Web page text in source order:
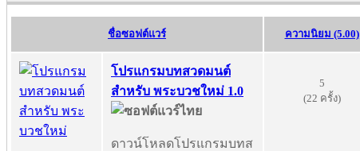
ชื่อซอฟต์แวร์ ความนิยม (5.00)
โปรแกรมบทสวดมนต์
สำหรับ พระบวชใหม่ 1.0
ดาวน์โหลดโปรแกรมบทส
5
(22 ครั้ง)